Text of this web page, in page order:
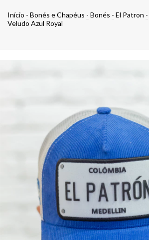
Início - Bonés e Chapéus - Bonés - El Patron -
Veludo Azul Royal